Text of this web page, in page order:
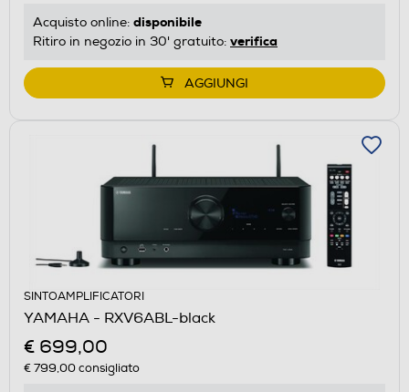
Acquisto online: disponibile
Ritiro in negozio in 30' gratuito: verifica
AGGIUNGI
SINTOAMPLIFICATORI
YAMAHA - RXV6ABL-black
€ 699,00
€ 799,00consigliato